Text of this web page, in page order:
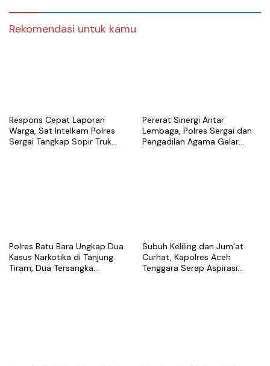
Rekomendasi untuk kamu
Respons Cepat Laporan
Warga, Sat Intelkam Polres
Sergai Tangkap Sopir Truk
Pererat Sinergi Antar
Lembaga, Polres Sergai dan
Pengadilan Agama Gelar
Polres Batu Bara Ungkap Dua
Kasus Narkotika di Tanjung
Tiram, Dua Tersangka
Subuh Keliling dan Jum’at
Curhat, Kapolres Aceh
Tenggara Serap Aspirasi